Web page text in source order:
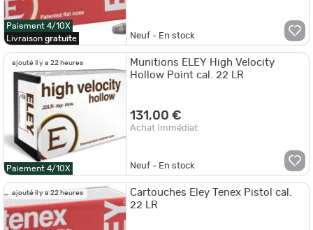
Paiement 4/10X
Livraison gratuite Neuf - En stock
ajouté il y a 22 heures
Paiement 4/10X
Munitions ELEY High Velocity
Hollow Point cal. 22 LR
131,00 €
Achat Immédiat
Neuf - En stock
ajouté il y a 22 heures
Cartouches Eley Tenex Pistol cal.
22 LR